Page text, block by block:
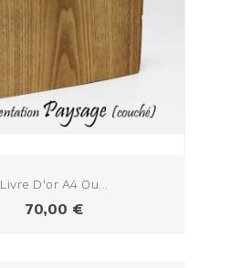
Livre D'or A4 Ou...
Prix
70,00 €